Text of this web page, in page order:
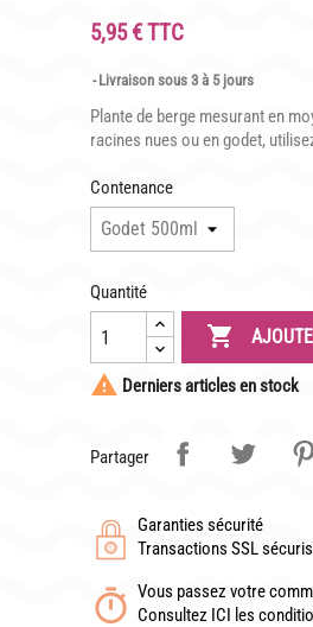
ESTIVALES
UN BON DE COMMANDE VIERGE
5,95 € TTC
Livraison sous 3 à 5 jours
Plante de berge mesurant en
racines nues ou en godet,
Contenance
Quantité

 Derniers articles en stock
Partager
Garanties sécurité
Transactions SSL
Vous passez votre
Consultez ICI les